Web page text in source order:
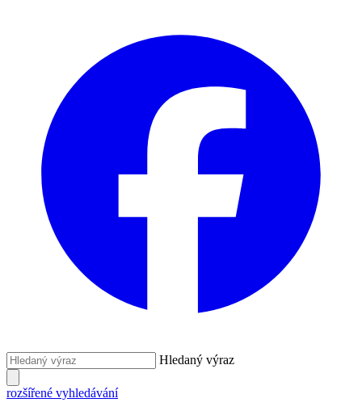
Hledaný výraz
rozšířené vyhledávání